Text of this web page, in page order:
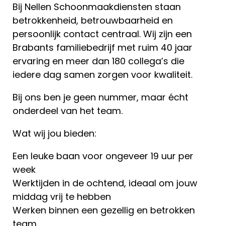
Bij Nellen Schoonmaakdiensten staan
betrokkenheid, betrouwbaarheid en
persoonlijk contact centraal. Wij zijn een
Brabants familiebedrijf met ruim 40 jaar
ervaring en meer dan 180 collega’s die
iedere dag samen zorgen voor kwaliteit.
Bij ons ben je geen nummer, maar écht
onderdeel van het team.
Wat wij jou bieden:
Een leuke baan voor ongeveer 19 uur per
week
Werktijden in de ochtend, ideaal om jouw
middag vrij te hebben
Werken binnen een gezellig en betrokken